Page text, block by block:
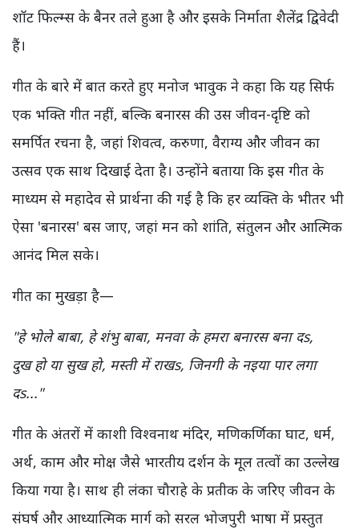
शॉट फिल्म्स के बैनर तले हुआ है और इसके निर्माता शैलेंद्र द्विवेदी
हैं।
गीत के बारे में बात करते हुए मनोज भावुक ने कहा कि यह सिर्फ
एक भक्ति गीत नहीं, बल्कि बनारस की उस जीवन-दृष्टि को
समर्पित रचना है, जहां शिवत्व, करुणा, वैराग्य और जीवन का
उत्सव एक साथ दिखाई देता है। उन्होंने बताया कि इस गीत के
माध्यम से महादेव से प्रार्थना की गई है कि हर व्यक्ति के भीतर भी
ऐसा 'बनारस' बस जाए, जहां मन को शांति, संतुलन और आत्मिक
आनंद मिल सके।
गीत का मुखड़ा है—
"हे भोले बाबा, हे शंभु बाबा, मनवा के हमरा बनारस बना दs,
दुख हो या सुख हो, मस्ती में राखs, जिनगी के नइया पार लगा
दs..."
गीत के अंतरों में काशी विश्वनाथ मंदिर, मणिकर्णिका घाट, धर्म,
अर्थ, काम और मोक्ष जैसे भारतीय दर्शन के मूल तत्वों का उल्लेख
किया गया है। साथ ही लंका चौराहे के प्रतीक के जरिए जीवन के
संघर्ष और आध्यात्मिक मार्ग को सरल भोजपुरी भाषा में प्रस्तुत